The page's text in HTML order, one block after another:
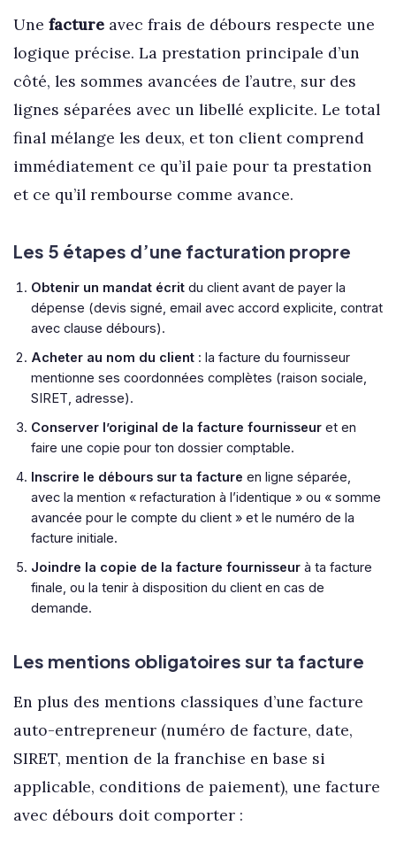
Une factureavec frais de débours respecte une
logique précise. La prestation principale d’un
côté, les sommes avancées de l’autre, sur des
lignes séparées avec un libellé explicite. Le total
final mélange les deux, et ton client comprend
immédiatement ce qu’il paie pour ta prestation
et ce qu’il rembourse comme avance.
Les 5 étapes d’une facturation propre
Obtenir un mandat écritdu client avant de payer la
dépense (devis signé, email avec accord explicite, contrat
avec clause débours).
Acheter au nom du client: la facture du fournisseur
mentionne ses coordonnées complètes (raison sociale,
SIRET, adresse).
Conserver l’original de la facture fournisseuret en
faire une copie pour ton dossier comptable.
Inscrire le débours sur ta facture en ligne séparée,
avec la mention « refacturation à l’identique » ou « somme
avancée pour le compte du client » et le numéro de la
facture initiale.
Joindre la copie de la facture fournisseurà ta facture
finale, ou la tenir à disposition du client en cas de
demande.
Les mentions obligatoires sur ta facture
En plus des mentions classiques d’une facture
auto-entrepreneur (numéro de facture, date,
SIRET, mention de la franchise en base si
applicable, conditions de paiement), une facture
avec débours doit comporter :